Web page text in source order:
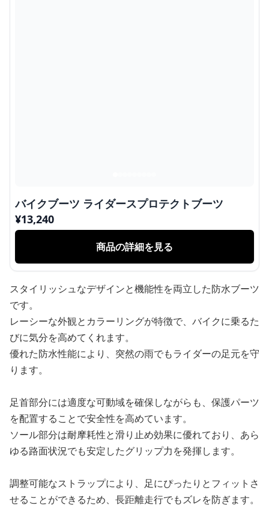
バイクブーツ ライダースプロテクトブーツ
¥13,240
商品の詳細を見る
スタイリッシュなデザインと機能性を両立した防水ブーツ
です。
レーシーな外観とカラーリングが特徴で、バイクに乗るた
びに気分を高めてくれます。
優れた防水性能により、突然の雨でもライダーの足元を守
ります。
足首部分には適度な可動域を確保しながらも、保護パーツ
を配置することで安全性を高めています。
ソール部分は耐摩耗性と滑り止め効果に優れており、あら
ゆる路面状況でも安定したグリップ力を発揮します。
調整可能なストラップにより、足にぴったりとフィットさ
せることができるため、長距離走行でもズレを防ぎます。